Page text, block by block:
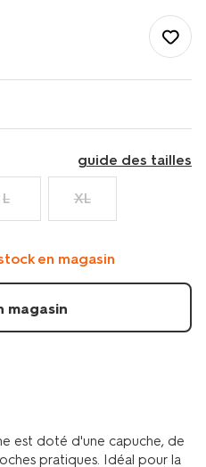
guide des tailles
L XL
en magasin
magasin
est doté d'une capuche, de
pratiques. Idéal pour la